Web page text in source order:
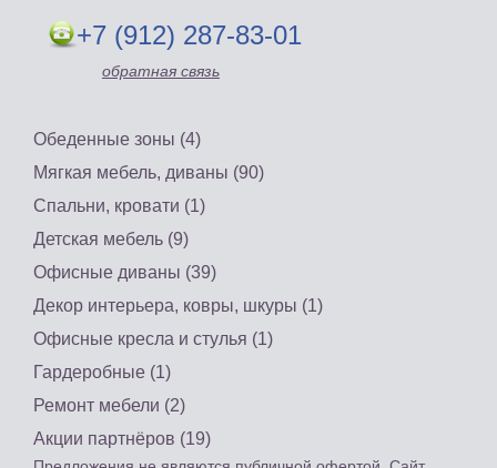
+7 (912) 287-83-01
обратная связь
Обеденные зоны (4)
Мягкая мебель, диваны (90)
Спальни, кровати (1)
Детская мебель (9)
Офисные диваны (39)
Декор интерьера, ковры, шкуры (1)
Офисные кресла и стулья (1)
Гардеробные (1)
Ремонт мебели (2)
Акции партнёров (19)